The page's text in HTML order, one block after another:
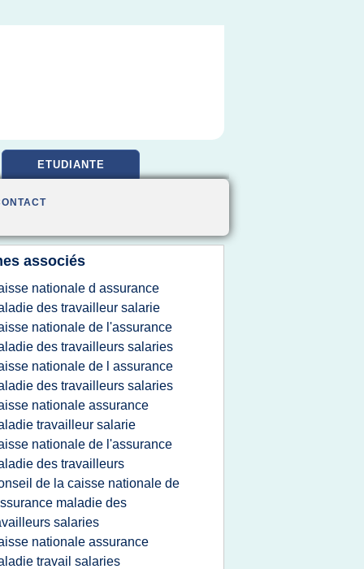
ETUDIANTE
associés
nationale d assurance
des travailleur salarie
nationale de l'assurance
des travailleurs salaries
nationale de l assurance
des travailleurs salaries
nationale assurance
travailleur salarie
nationale de l'assurance
des travailleurs
de la caisse nationale de
maladie des
salaries
nationale assurance
travail salaries